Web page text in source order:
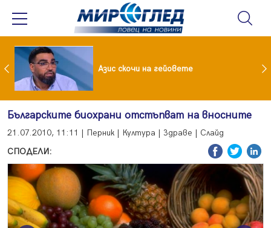
във фейсбук и инстаграм за непълнолетни Азис скочи на гейовете
Българските биохрани отстъпват на вносните
21.07.2010, 11:11 | Перник | Култура | Здраве | Слайд
СПОДЕЛИ: